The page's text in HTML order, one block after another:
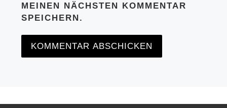
MEINEN NÄCHSTEN KOMMENTAR
SPEICHERN.